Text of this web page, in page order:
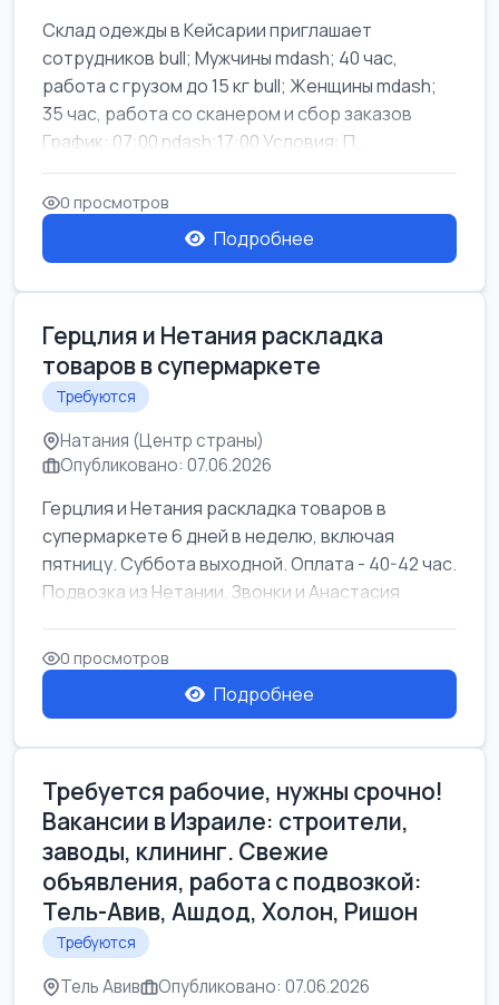
Склад одежды в Кейсарии приглашает
сотрудников bull; Мужчины mdash; 40 час,
работа с грузом до 15 кг bull; Женщины mdash;
35 час, работа со сканером и сбор заказов
График: 07:00 ndash;17:00 Условия: П...
0 просмотров
Подробнее
Герцлия и Нетания раскладка
товаров в супермаркете
Требуются
Натания (Центр страны)
Опубликовано: 07.06.2026
Герцлия и Нетания раскладка товаров в
супермаркете 6 дней в неделю, включая
пятницу. Суббота выходной. Оплата - 40-42 час.
Подвозка из Нетании. Звонки и Анастасия
0 просмотров
Подробнее
Требуется рабочие, нужны срочно!
Вакансии в Израиле: строители,
заводы, клининг. Свежие
объявления, работа с подвозкой:
Тель-Авив, Ашдод, Холон, Ришон
Требуются
Тель Авив Опубликовано: 07.06.2026